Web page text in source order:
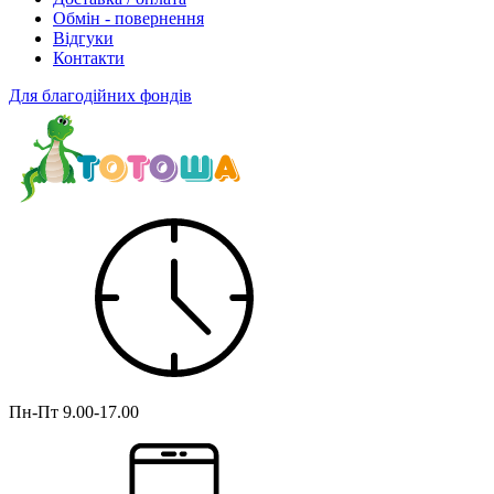
Обмін - повернення
Відгуки
Контакти
Для благодійних фондів
Пн-Пт 9.00-17.00